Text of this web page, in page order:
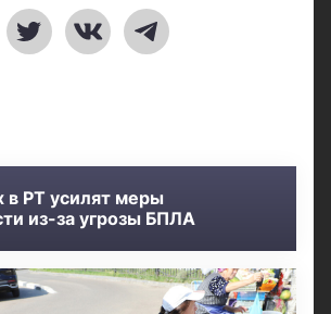
в РТ усилят меры
из-за угрозы БПЛА